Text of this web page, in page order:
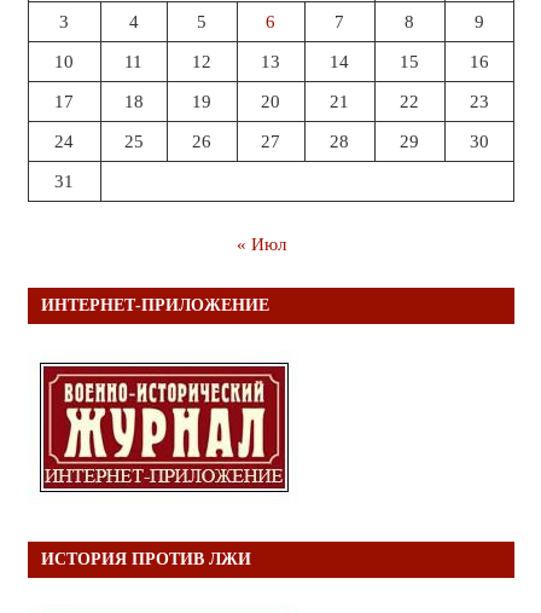
3 4 5 6 7 8 9
10 11 12 13 14 15 16
17 18 19 20 21 22 23
24 25 26 27 28 29 30
31
« Июл
ИНТЕРНЕТ-ПРИЛОЖЕНИЕ
ИСТОРИЯ ПРОТИВ ЛЖИ